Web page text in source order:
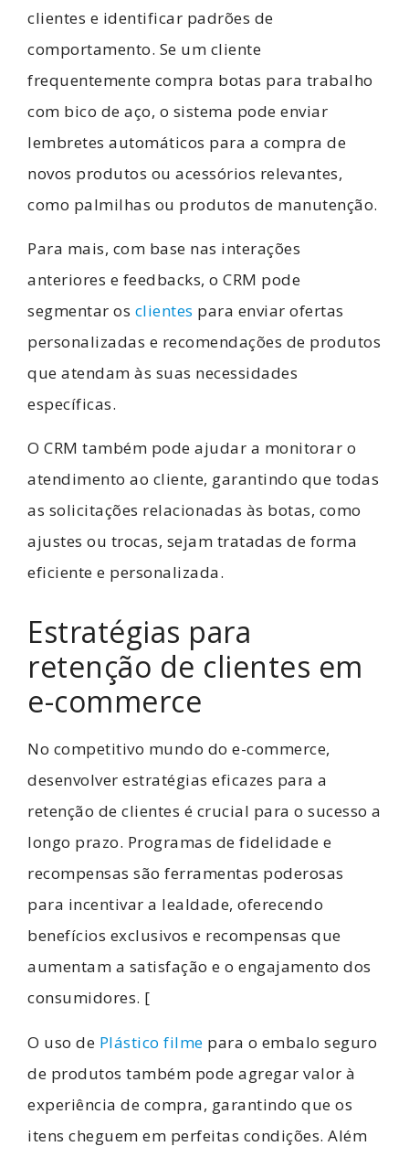
clientes e identificar padrões de
comportamento. Se um cliente
frequentemente compra botas para trabalho
com bico de aço, o sistema pode enviar
lembretes automáticos para a compra de
novos produtos ou acessórios relevantes,
como palmilhas ou produtos de manutenção.
Para mais, com base nas interações
anteriores e feedbacks, o CRM pode
segmentar os clientes para enviar ofertas
personalizadas e recomendações de produtos
que atendam às suas necessidades
específicas.
O CRM também pode ajudar a monitorar o
atendimento ao cliente, garantindo que todas
as solicitações relacionadas às botas, como
ajustes ou trocas, sejam tratadas de forma
eficiente e personalizada.
Estratégias para
retenção de clientes em
e-commerce
No competitivo mundo do e-commerce,
desenvolver estratégias eficazes para a
retenção de clientes é crucial para o sucesso a
longo prazo. Programas de fidelidade e
recompensas são ferramentas poderosas
para incentivar a lealdade, oferecendo
benefícios exclusivos e recompensas que
aumentam a satisfação e o engajamento dos
consumidores. [
O uso de Plástico filme para o embalo seguro
de produtos também pode agregar valor à
experiência de compra, garantindo que os
itens cheguem em perfeitas condições. Além